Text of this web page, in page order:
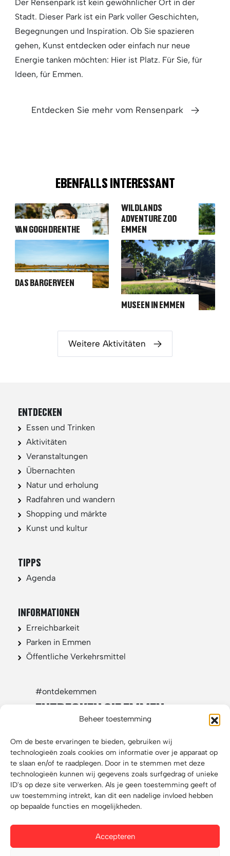
Beheer toestemming
Om de beste ervaringen te bieden, gebruiken wij
technologieën zoals cookies om informatie over je apparaat op
te slaan en/of te raadplegen. Door in te stemmen met deze
technologieën kunnen wij gegevens zoals surfgedrag of unieke
ID's op deze site verwerken. Als je geen toestemming geeft of
uw toestemming intrekt, kan dit een nadelige invloed hebben
op bepaalde functies en mogelijkheden.
Accepteren
Der Rensenpark ist kein gewöhnlicher Ort in der
Stadt. Dieser Park ist ein Park voller Geschichten,
Begegnungen und Inspiration. Ob Sie spazieren
gehen, Kunst entdecken oder einfach nur neue
Energie tanken möchten: Hier ist Platz. Für Sie, für
Ideen, für Emmen.
Entdecken Sie mehr vom Rensenpark
EBENFALLS INTERESSANT
VAN GOGH DRENTHE
WILDLANDS
ADVENTURE ZOO
EMMEN
DAS BARGERVEEN
MUSEEN IN EMMEN
Weitere Aktivitäten
ENTDECKEN
Essen und Trinken
Aktivitäten
Veranstaltungen
Übernachten
Natur und erholung
Radfahren und wandern
Shopping und märkte
Kunst und kultur
TIPPS
Agenda
INFORMATIONEN
Erreichbarkeit
Parken in Emmen
Öffentliche Verkehrsmittel
#ontdekemmen
ENTDECKEN SIE EMMEN
IN DEN SOZIALEN MEDIEN